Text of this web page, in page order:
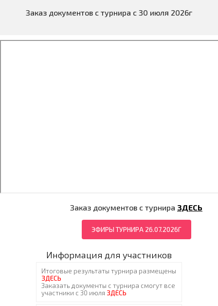
Заказ документов с турнира с 30 июля 2026г
Заказ документов с турнира ЗДЕСЬ
ЭФИРЫ ТУРНИРА 26.07.2026Г
Информация для участников